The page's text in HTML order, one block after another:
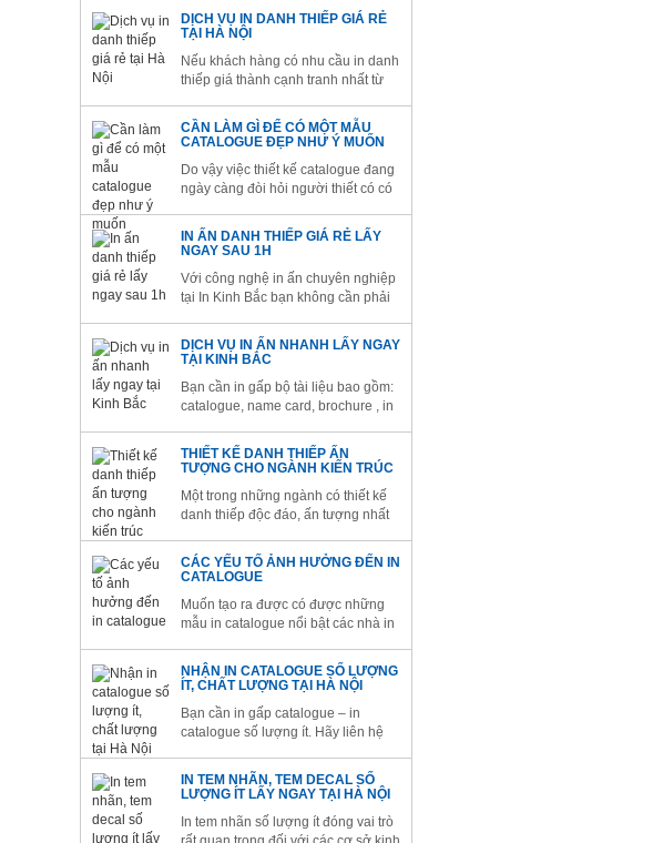
khi có dịp tặng quà một ai đó. Sự ra
đời của các chất liệu thân thiện môi
dần thay thế...
DỊCH VỤ IN DANH THIẾP GIÁ RẺ
TẠI HÀ NỘI
Nếu khách hàng có nhu cầu in danh
thiếp giá thành cạnh tranh nhất từ
điện cho chúng tôi càng sớm càng
tốt để chúng tôi phục vụ quý khách
CẦN LÀM GÌ ĐỂ CÓ MỘT MẪU
CATALOGUE ĐẸP NHƯ Ý MUỐN
Do vậy việc thiết kế catalogue đang
ngày càng đòi hỏi người thiết có có
điều này công ty in ấn Kinh Bắc luôn
tìm tòi và đưa đến cho cho các công
thẩm mỹ kèm theo đó...
IN ẤN DANH THIẾP GIÁ RẺ LẤY
NGAY SAU 1H
Với công nghệ in ấn chuyên nghiệp
tại In Kinh Bắc bạn không cần phải
hộp card như mong muốn. Tại In
Kinh Bắc bạn sẽ được trải nghiệm
1h.
DỊCH VỤ IN ẤN NHANH LẤY NGAY
TẠI KINH BẮC
Bạn cần in gấp bộ tài liệu bao gồm:
catalogue, name card, brochure , in
đột xuất? - Bạn cần dịch vụ in ấn
nhanh bổ sung vài trăm mẫu tài liệu
ngày hôm sau?
THIẾT KẾ DANH THIẾP ẤN
TƯỢNG CHO NGÀNH KIẾN TRÚC
Một trong những ngành có thiết kế
danh thiếp độc đáo, ấn tượng nhất
trúc sư là những người làm về nghệ
thuật, họ có con mắt thẩm mỹ cao
mỹ cho các sản phẩm...
CÁC YẾU TỐ ẢNH HƯỞNG ĐẾN IN
CATALOGUE
Muốn tạo ra được có được những
mẫu in catalogue nổi bật các nhà in
Với Kinh Bắc với nhiều năm làm
việc trong lĩnh vực in ấn chúng tôi
cho mình. Bài này chúng tôi sẽ...
NHẬN IN CATALOGUE SỐ LƯỢNG
ÍT, CHẤT LƯỢNG TẠI HÀ NỘI
Bạn cần in gấp catalogue – in
catalogue số lượng ít. Hãy liên hệ
thiết kế và chúng tôi sẽ làm nhanh
nhất có thể. Để quy trình in gấp
các bạn cần lưu ý một số vấn...
IN TEM NHÃN, TEM DECAL SỐ
LƯỢNG ÍT LẤY NGAY TẠI HÀ NỘI
In tem nhãn số lượng ít đóng vai trò